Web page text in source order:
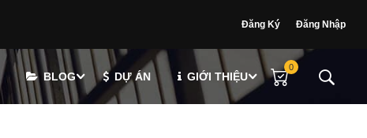
Đăng Ký Đăng Nhập
BLOG DỰ ÁN GIỚI THIỆU
0